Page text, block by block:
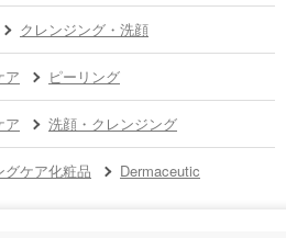
クレンジング・洗顔
ア ピーリング
ア 洗顔・クレンジング
グケア化粧品 Dermaceutic